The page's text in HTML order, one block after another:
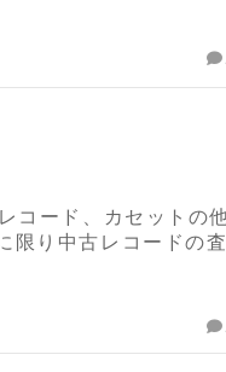
コード、カセットの
り中古レコードの